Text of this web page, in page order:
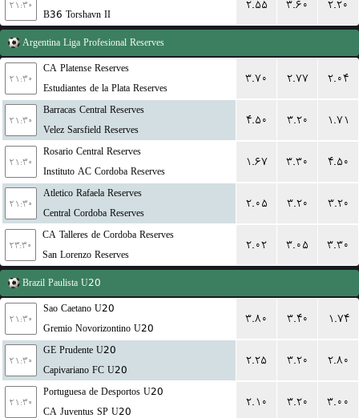
۲۱:۳۰
B36 Torshavn II
۲.۵۵ ۳.۶۰ ۲.۲۰
Argentina Liga Profesional Reserves
۲۱:۳۰
CA Platense Reserves
Estudiantes de la Plata Reserves
۳.۷۰ ۲.۷۷ ۲.۰۴
۲۱:۳۰
Barracas Central Reserves
Velez Sarsfield Reserves
۴.۵۰ ۳.۲۰ ۱.۷۱
۲۱:۳۰
Rosario Central Reserves
Instituto AC Cordoba Reserves
۱.۶۷ ۳.۳۰ ۴.۵۰
۲۱:۳۰
Atletico Rafaela Reserves
Central Cordoba Reserves
۲.۰۵ ۳.۲۰ ۳.۲۰
۲۳:۳۰
CA Talleres de Cordoba Reserves
San Lorenzo Reserves
۲.۰۲ ۳.۰۵ ۳.۳۰
Brazil Paulista U20
۲۱:۳۰
Sao Caetano U20
Gremio Novorizontino U20
۳.۸۰ ۳.۴۰ ۱.۷۴
۲۱:۳۰
GE Prudente U20
Capivariano FC U20
۲.۲۵ ۳.۲۰ ۲.۸۰
۲۱:۳۰
Portuguesa de Desportos U20
CA Juventus SP U20
۲.۱۰ ۳.۲۰ ۳.۰۰